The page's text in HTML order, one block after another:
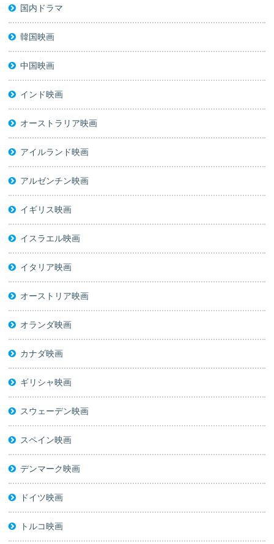
国内ドラマ
韓国映画
中国映画
インド映画
オーストラリア映画
アイルランド映画
アルゼンチン映画
イギリス映画
イスラエル映画
イタリア映画
オーストリア映画
オランダ映画
カナダ映画
ギリシャ映画
スウェーデン映画
スペイン映画
デンマーク映画
ドイツ映画
トルコ映画